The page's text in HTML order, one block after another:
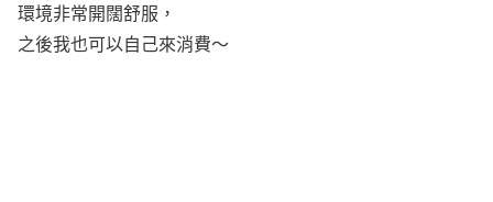
環境非常開闊舒服，
之後我也可以自己來消費～